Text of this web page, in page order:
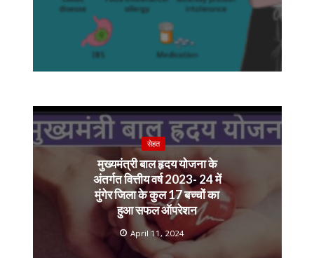
सेहत
मुख्यमंत्री बाल हृदय योजना के
अंतर्गत वित्तीय वर्ष 2023- 24 में
मुंगेर जिला के कुल 17 बच्चों का
हुआ सफल ऑपरेशन
April 11, 2024